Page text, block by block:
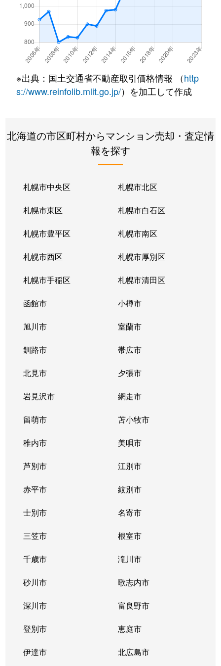
※出典：国土交通省不動産取引価格情報 （http
s://www.reinfolib.mlit.go.jp/）を加工して作成
北海道の市区町村からマンション売却・査定情
報を探す
札幌市中央区 札幌市北区
札幌市東区 札幌市白石区
札幌市豊平区 札幌市南区
札幌市西区 札幌市厚別区
札幌市手稲区 札幌市清田区
函館市 小樽市
旭川市 室蘭市
釧路市 帯広市
北見市 夕張市
岩見沢市 網走市
留萌市 苫小牧市
稚内市 美唄市
芦別市 江別市
赤平市 紋別市
士別市 名寄市
三笠市 根室市
千歳市 滝川市
砂川市 歌志内市
深川市 富良野市
登別市 恵庭市
伊達市 北広島市